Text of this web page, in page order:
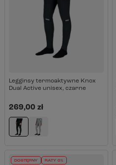
Legginsy termoaktywne Knox
Dual Active unisex, czarne
269,00 zł
DOSTĘPNY RATY 0%